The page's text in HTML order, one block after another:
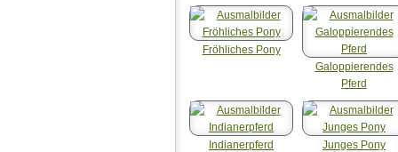
Fröhliches Pony
Galoppierendes
Pferd
Indianerpferd Junges Pony